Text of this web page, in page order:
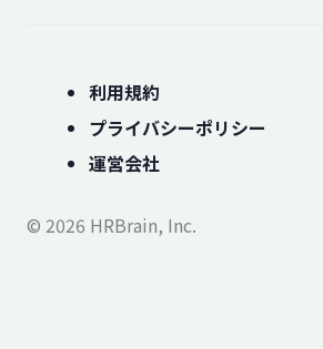
利用規約
プライバシーポリシー
運営会社
© 2026 HRBrain, Inc.